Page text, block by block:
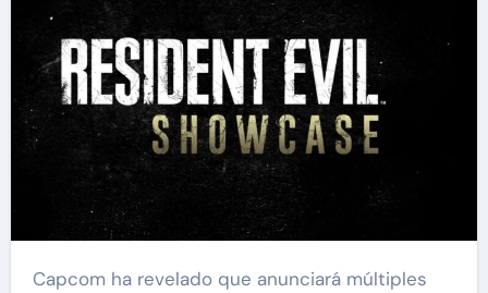
Capcom ha revelado que anunciará múltiples